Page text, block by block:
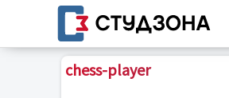
chess-player